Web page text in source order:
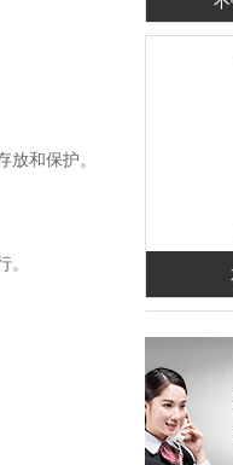
和保护。